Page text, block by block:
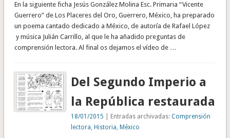
En la siguiente ficha Jesús González Molina Esc. Primaria “Vicente
Guerrero” de Los Placeres del Oro, Guerrero, México, ha preparado
un poema cantado dedicado a México, de autoría de Rafael López
y música Julián Carrillo, al que le ha añadido preguntas de
comprensión lectora. Al final os dejamos el vídeo de …
Del Segundo Imperio a
la República restaurada
18/01/2015 | Entradas archivadas:Comprensión
lectora, Historia, México